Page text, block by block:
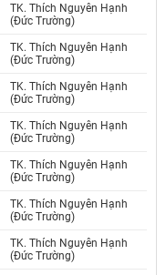
TK. Thích Nguyên Hạnh
(Đức Trường)
TK. Thích Nguyên Hạnh
(Đức Trường)
TK. Thích Nguyên Hạnh
(Đức Trường)
TK. Thích Nguyên Hạnh
(Đức Trường)
TK. Thích Nguyên Hạnh
(Đức Trường)
TK. Thích Nguyên Hạnh
(Đức Trường)
TK. Thích Nguyên Hạnh
(Đức Trường)